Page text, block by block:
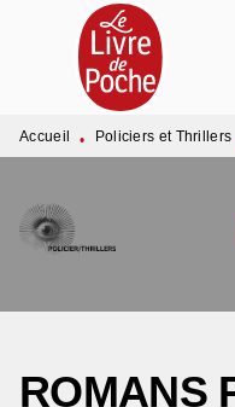
MENU
PIED DE PAGE
Accueil • Policiers et Thrillers
ROMANS